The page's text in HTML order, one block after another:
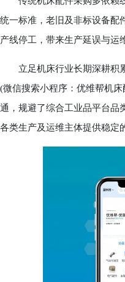
统一标准，老旧及非标设备配
产线停工，带来生产延误与运
立足机床行业长期深耕积累
(微信搜索小程序：优维帮机
通，规避了综合工业品平台品
各类生产及运维主体提供稳定